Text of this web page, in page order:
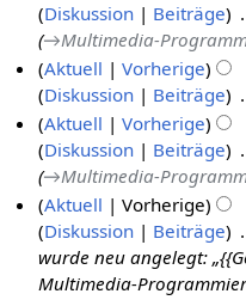
b
e
i
t
u
n
g
s
z
u
s
e
a
r
b
e
i
t
u
n
g
s
z
e
i
n
e
B
e
a
r
b
e
i
Diskussion
Beiträge
→Multimedia-
Aktuell
Vorherige
Diskussion
Beiträge
K
e
i
n
e
B
e
Aktuell Vorherige
Diskussion
Beiträge
→Multimedia-
Aktuell
Vorherige
Diskussion
Beiträge
wurde neu angelegt:
Multimedia-